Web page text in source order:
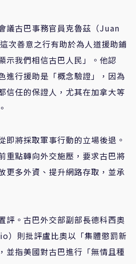
議古巴事務官員克魯茲（Juan
次善意之行有助於為人道援助鋪
示我們相信古巴人民」。他認
進行援助是「概念驗證」，因為
信任的保證人，尤其在加拿大等
即將採取軍事行動的立場後退。
重點轉向外交施壓，要求古巴將
更多外資、提升網路存取，並承
評。古巴外交部副部長德科西奧
）則批評盧比奧以「集體懲罰新
並指美國對古巴進行「無情且種